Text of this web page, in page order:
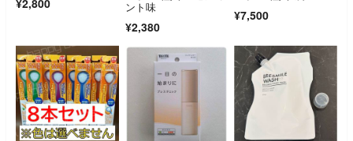
¥2,800 ント味
¥2,380
¥7,500